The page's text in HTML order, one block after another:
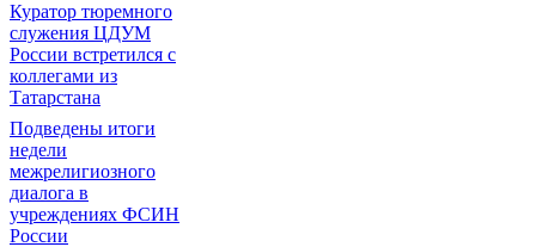
Куратор тюремного
служения ЦДУМ
России встретился с
коллегами из
Татарстана
Подведены итоги
недели
межрелигиозного
диалога в
учреждениях ФСИН
России